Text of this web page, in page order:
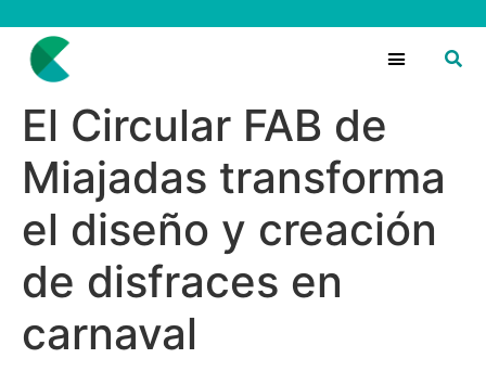
El Circular FAB de
Miajadas transforma
el diseño y creación
de disfraces en
carnaval